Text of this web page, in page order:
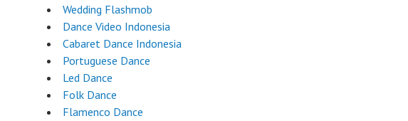
Wedding Flashmob
Dance Video Indonesia
Cabaret Dance Indonesia
Portuguese Dance
Led Dance
Folk Dance
Flamenco Dance